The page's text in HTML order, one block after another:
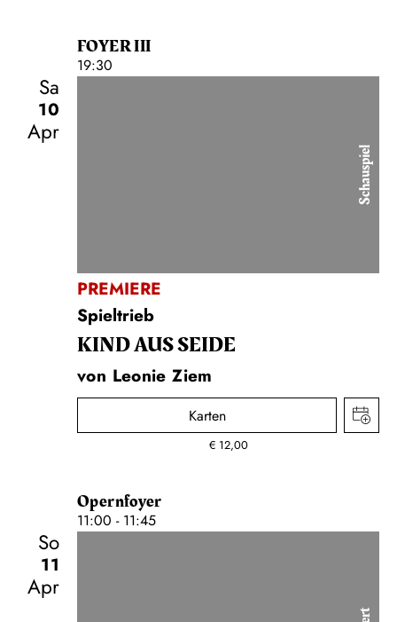
FOYER III
19:30
Sa
10
Apr
Schauspiel
PREMIERE
Spieltrieb
KIND AUS SEIDE
von Leonie Ziem
Karten
€ 12,00
Opernfoyer
11:00 - 11:45
So
11
Apr